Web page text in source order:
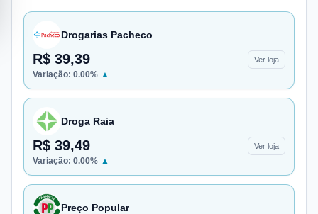
Drogarias Pacheco
R$ 39,39 Ver loja
Variação: 0.00% ▲
Droga Raia
R$ 39,49 Ver loja
Variação: 0.00% ▲
Preço Popular